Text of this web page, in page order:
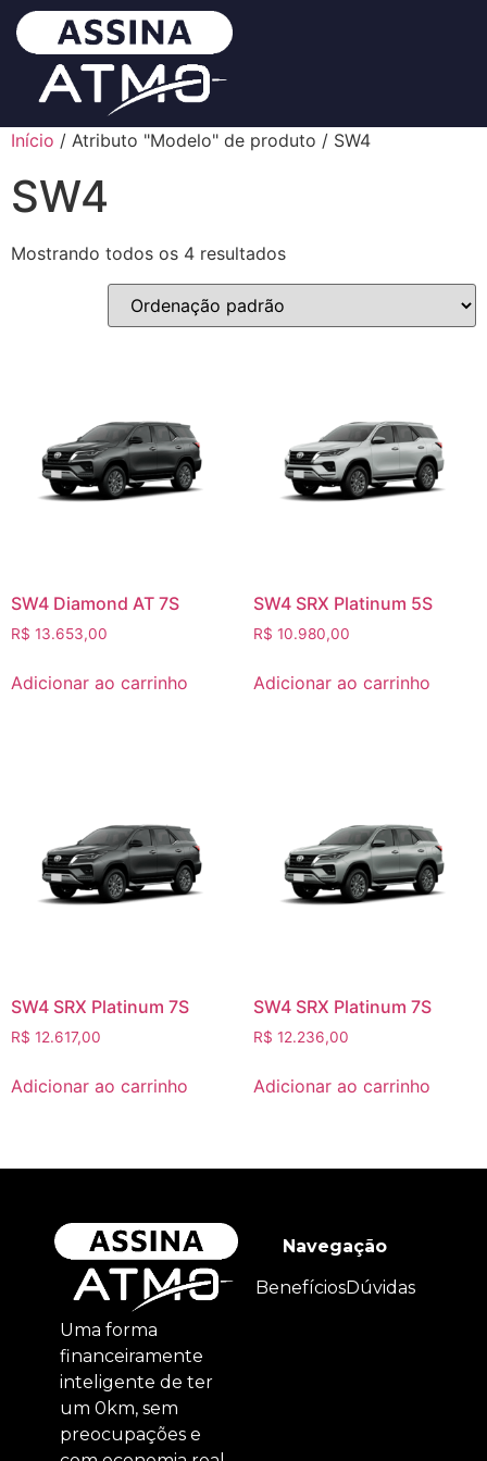
Início / Atributo "Modelo" de produto / SW4
SW4
Mostrando todos os 4 resultados
SW4 Diamond AT 7S
R$ 13.653,00
Adicionar ao carrinho
SW4 SRX Platinum 5S
R$ 10.980,00
Adicionar ao carrinho
SW4 SRX Platinum 7S
R$ 12.617,00
Adicionar ao carrinho
SW4 SRX Platinum 7S
R$ 12.236,00
Adicionar ao carrinho
Uma forma
financeiramente
inteligente de ter
um 0km, sem
preocupações e
Navegação
BenefíciosDúvidas